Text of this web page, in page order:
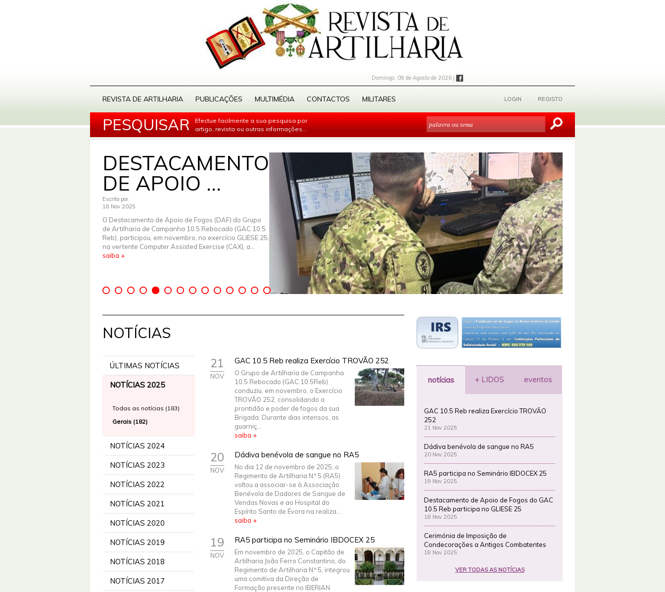
Domingo, 09 de Agosto de 2026 |
REVISTA DE ARTILHARIA PUBLICAÇÕES MULTIMÉDIA CONTACTOS MILITARES LOGIN REGISTO
PESQUISAR
Efectue facilmente a sua pesquisa por
artigo, revista ou outras informações...
DESTACAMENTO
DE APOIO ...
Escrito por
18 Nov 2025
O Destacamento de Apoio de Fogos (DAF) do Grupo
de Artilharia de Campanha 10.5 Rebocado (GAC 10.5
Reb), participou, em novembro, no exercício GLIESE 25,
na vertente Computer Assisted Exercise (CAX), a...
saiba +
NOTÍCIAS
ÚLTIMAS NOTÍCIAS
NOTÍCIAS 2025
Todas as notícias (183)
Gerais (182)
NOTÍCIAS 2024
NOTÍCIAS 2023
NOTÍCIAS 2022
NOTÍCIAS 2021
NOTÍCIAS 2020
NOTÍCIAS 2019
NOTÍCIAS 2018
NOTÍCIAS 2017
21
NOV
GAC 10.5 Reb realiza Exercício TROVÃO 252
O Grupo de Artilharia de Campanha
10.5 Rebocado (GAC 10.5Reb)
conduziu, em novembro, o Exercício
TROVÃO 252, consolidando a
prontidão e poder de fogos da sua
Brigada. Durante dias intensos, as
guarniç...
saiba +
20
NOV
Dádiva benévola de sangue no RA5
No dia 12 de novembro de 2025, o
Regimento de Artilharia N.º 5 (RA5)
voltou a associar-se à Associação
Benévola de Dadores de Sangue de
Vendas Novas e ao Hospital do
Espírito Santo de Évora na realiza...
saiba +
19
NOV
RA5 participa no Seminário IBDOCEX 25
Em novembro de 2025, o Capitão de
Artilharia João Ferro Constantino, do
Regimento de Artilharia N.º 5, integrou
uma comitiva da Direção de
Formação presente no IBERIAN
notícias + LIDOS eventos
GAC 10.5 Reb realiza Exercício TROVÃO
252
21 Nov 2025
Dádiva benévola de sangue no RA5
20 Nov 2025
RA5 participa no Seminário IBDOCEX 25
19 Nov 2025
Destacamento de Apoio de Fogos do GAC
10.5 Reb participa no GLIESE 25
18 Nov 2025
Cerimónia de Imposição de
Condecorações a Antigos Combatentes
18 Nov 2025
VER TODAS AS NOTÍCIAS